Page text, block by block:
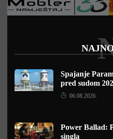
Spajanje
pred sudom
06.08.2026.
Power Ballad:
singla